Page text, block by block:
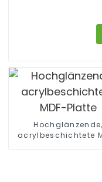
Hochglänzende,
acrylbeschichtete